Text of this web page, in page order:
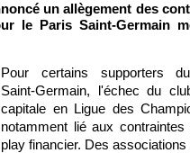
un allègement des
le Paris Saint-Germain
Pour certains supporters
Saint-Germain, l'échec du
capitale en Ligue des
notamment lié aux contraintes
play financier. Des associations